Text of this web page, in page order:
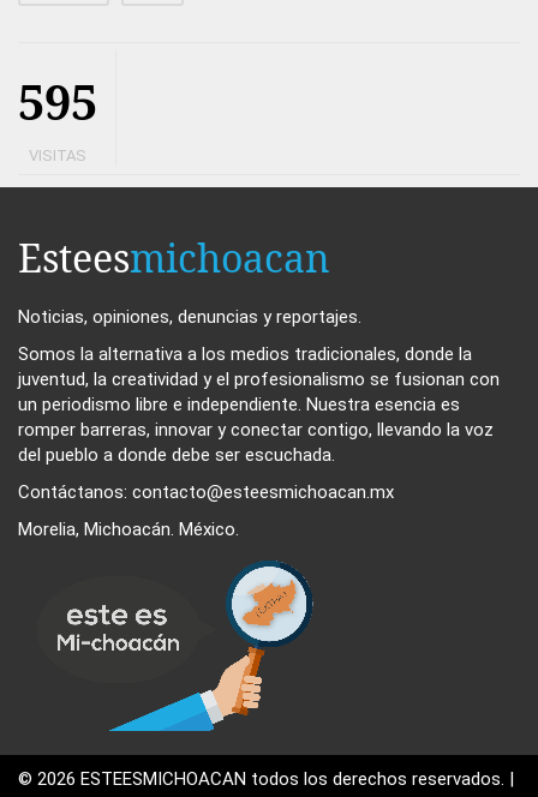
595
VISITAS
Esteesmichoacan
Noticias, opiniones, denuncias y reportajes.
Somos la alternativa a los medios tradicionales, donde la
juventud, la creatividad y el profesionalismo se fusionan con
un periodismo libre e independiente. Nuestra esencia es
romper barreras, innovar y conectar contigo, llevando la voz
del pueblo a donde debe ser escuchada.
Contáctanos: contacto@esteesmichoacan.mx
Morelia, Michoacán. México.
© 2026 ESTEESMICHOACAN todos los derechos reservados. |